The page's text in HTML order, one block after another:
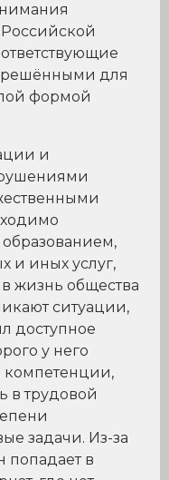
для
формой
и
образованием,
и иных услуг,
жизнь общества
ситуации,
доступное
у него
в трудовой
задачи. Из-за
попадает в